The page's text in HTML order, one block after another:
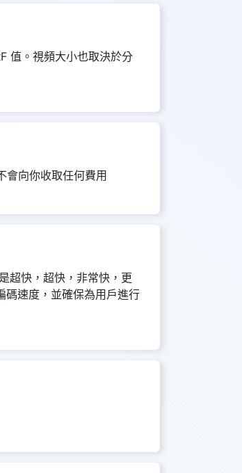
值。視頻大小也取決於分
會向你收取任何費用
超快，超快，非常快，更
碼速度，並確保為用戶進行